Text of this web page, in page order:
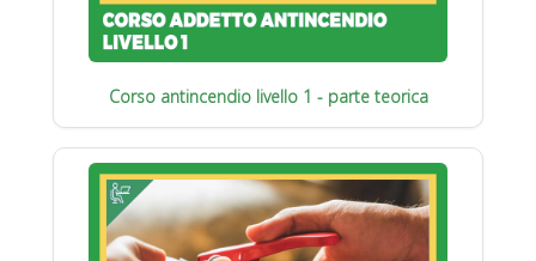
Corso antincendio livello 1 - parte teorica